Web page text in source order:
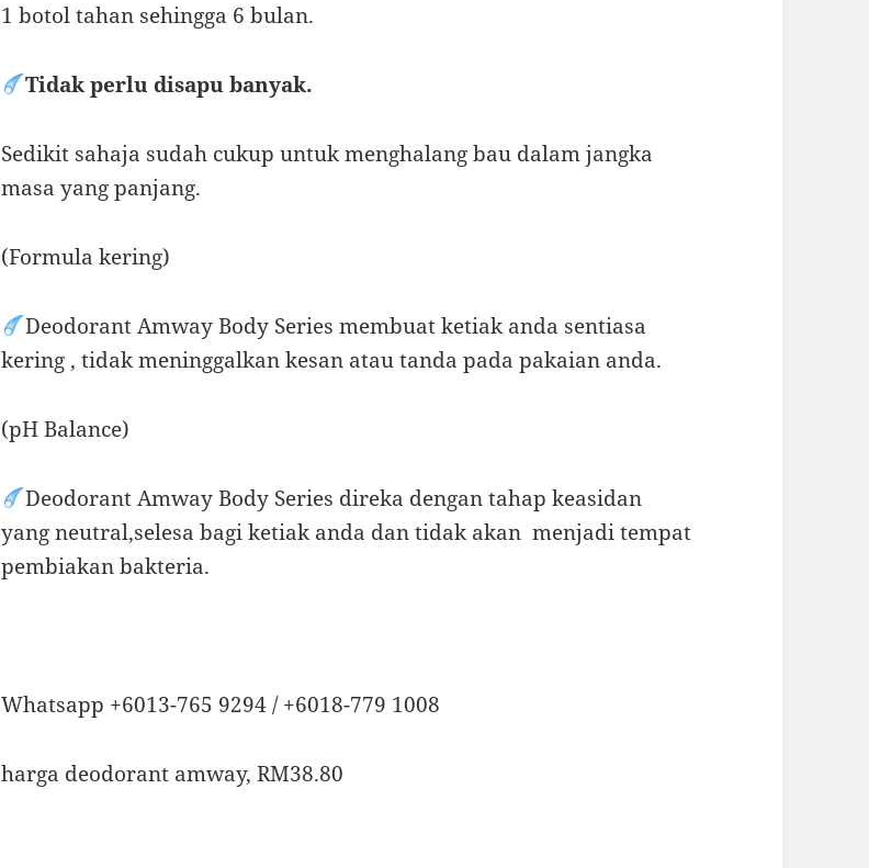
1 botol tahan sehingga 6 bulan.
Tidak perlu disapu banyak.
Sedikit sahaja sudah cukup untuk menghalang bau dalam jangka
masa yang panjang.
(Formula kering)
Deodorant Amway Body Series membuat ketiak anda sentiasa
kering , tidak meninggalkan kesan atau tanda pada pakaian anda.
(pH Balance)
Deodorant Amway Body Series direka dengan tahap keasidan
yang neutral,selesa bagi ketiak anda dan tidak akan menjadi tempat
pembiakan bakteria.
Whatsapp +6013-765 9294 / +6018-779 1008
harga deodorant amway, RM38.80